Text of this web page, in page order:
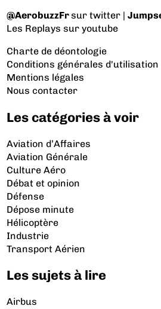
@AerobuzzFrsur twitter |
Les Replays sur youtube
Charte de déontologie
Conditions générales d'utilisation
Mentions légales
Nous contacter
Les catégories à voir
Aviation d’Affaires
Aviation Générale
Culture Aéro
Débat et opinion
Défense
Dépose minute
Hélicoptère
Industrie
Transport Aérien
Les sujets à lire
Airbus